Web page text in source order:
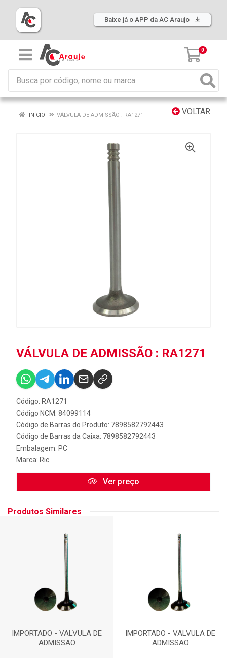
Baixe já o APP da AC Araujo
0
VOLTAR
INÍCIO VÁLVULA DE ADMISSÃO : RA1271
VÁLVULA DE ADMISSÃO : RA1271
Código: RA1271
Código NCM: 84099114
Código de Barras do Produto: 7898582792443
Código de Barras da Caixa: 7898582792443
Embalagem: PC
Marca: Ric
Ver preço
Produtos Similares
IMPORTADO - VALVULA DE
ADMISSAO
IMPORTADO - VALVULA DE
ADMISSAO